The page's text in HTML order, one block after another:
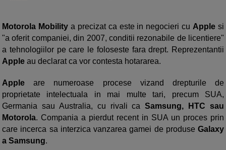
Motorola Mobility a precizat ca este in negocieri cu Apple si
"a oferit companiei, din 2007, conditii rezonabile de licentiere"
a tehnologiilor pe care le foloseste fara drept. Reprezentantii
Apple au declarat ca vor contesta hotararea.
Apple are numeroase procese vizand drepturile de
proprietate intelectuala in mai multe tari, precum SUA,
Germania sau Australia, cu rivali caSamsung, HTC sau
Motorola. Compania a pierdut recent in SUA un proces prin
care incerca sa interzica vanzarea gamei de produse Galaxy
a Samsung.